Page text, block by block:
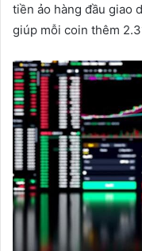
tiền ảo hàng đầu giao
giúp mỗi coin thêm